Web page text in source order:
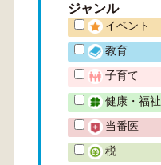
ジャンル
イベント
教育
子育て
健康・福祉
当番医
税